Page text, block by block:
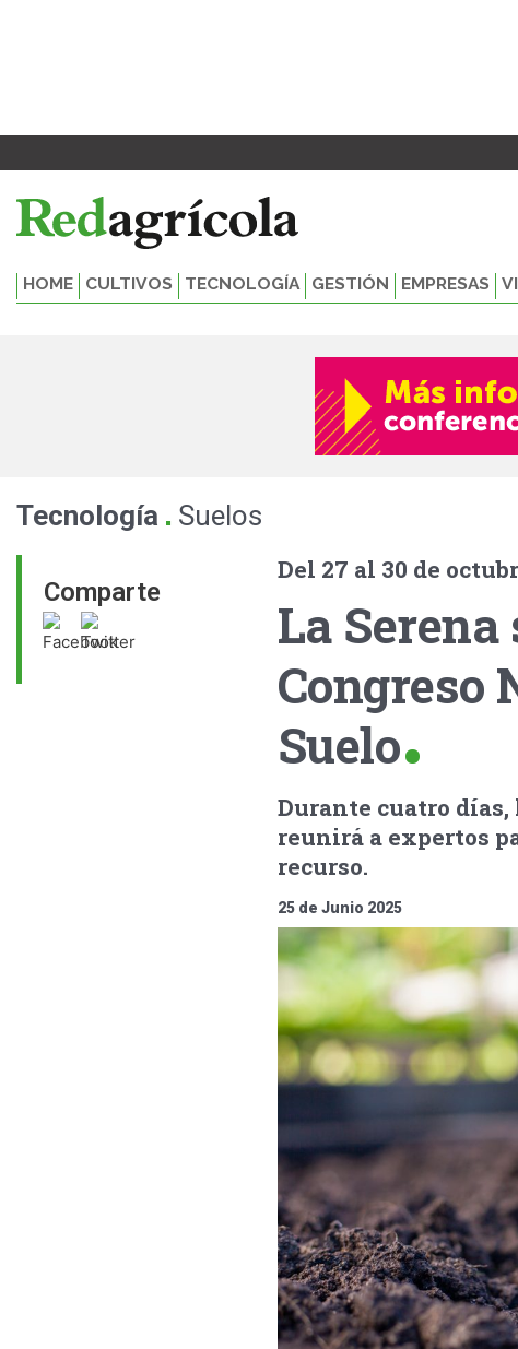
HOME CULTIVOS TECNOLOGÍA GESTIÓN EMPRESAS
Tecnología . Suelos
Comparte
Del 27 al 30 de
La
Congreso
Suelo
Durante cuatro
reunirá a expertos
recurso.
25 de Junio 2025